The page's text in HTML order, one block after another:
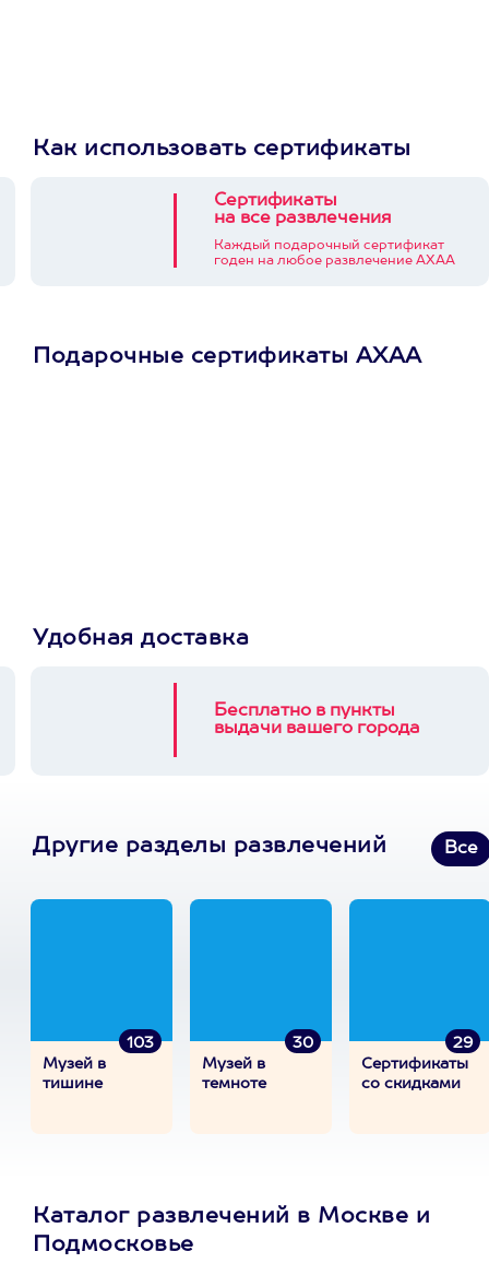
Как использовать сертификаты
Сертификаты
на все развлечения
Каждый подарочный сертификат
годен на любое развлечение АХАА
Подарочные сертификаты АХАА
Удобная доставка
Бесплатно в пункты
выдачи вашего города
Другие разделы развлечений Все
103
Музей в
тишине
30
Музей в
темноте
29
Сертификаты
со скидками
Каталог развлечений в Москве и
Подмосковье